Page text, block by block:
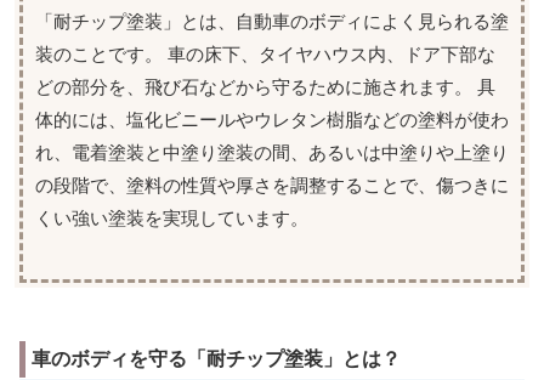
「耐チップ塗装」とは、自動車のボディによく見られる塗
装のことです。 車の床下、タイヤハウス内、ドア下部な
どの部分を、飛び石などから守るために施されます。 具
体的には、塩化ビニールやウレタン樹脂などの塗料が使わ
れ、電着塗装と中塗り塗装の間、あるいは中塗りや上塗り
の段階で、塗料の性質や厚さを調整することで、傷つきに
くい強い塗装を実現しています。
車のボディを守る「耐チップ塗装」とは？